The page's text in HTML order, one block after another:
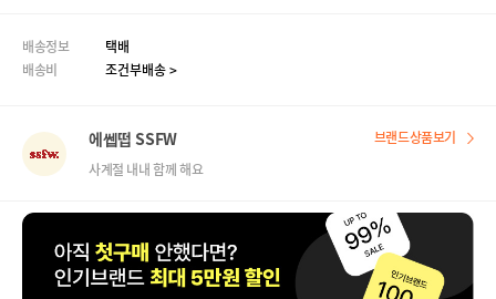
배송정보
택배
배송비
조건부배송 >
에쎕떱 SSFW
사계절 내내 함께 해요
브랜드상품보기